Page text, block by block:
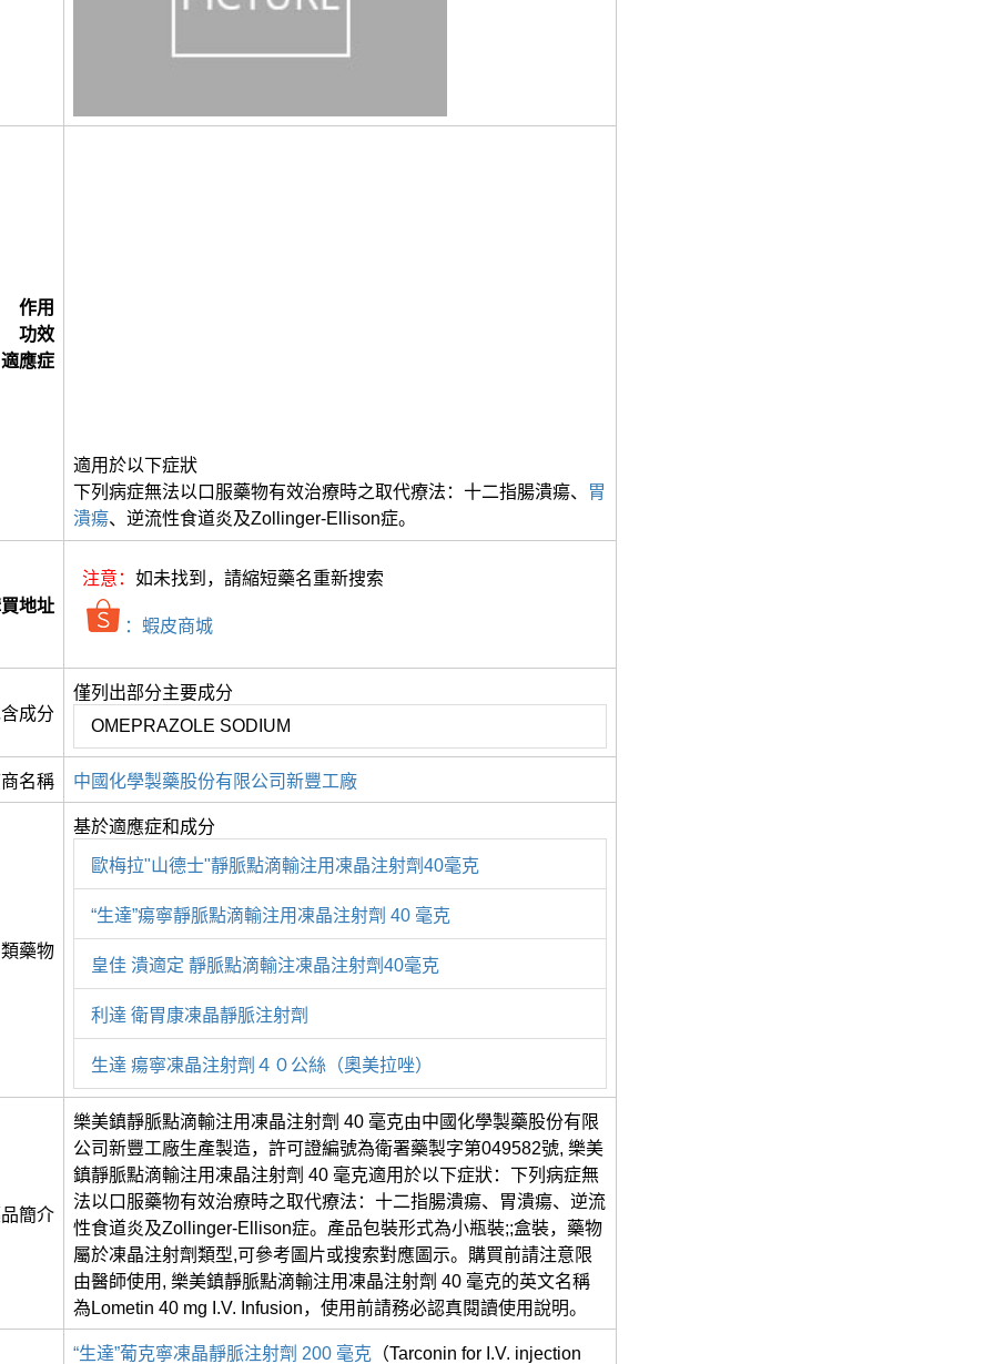
作用
功效
適應症
適用於以下症狀
下列病症無法以口服藥物有效治療時之取代療法：十二指腸潰瘍、
胃
潰瘍、逆流性食道炎及Zollinger-Ellison症。
地址
注意： 如未找到，請縮短藥名重新搜索
：蝦皮商城
成分
僅列出部分主要成分
OMEPRAZOLE SODIUM
名稱 中國化學製藥股份有限公司新豐工廠
藥物
基於適應症和成分
歐梅拉"山德士"靜脈點滴輸注用凍晶注射劑40毫克
“生達”瘍寧靜脈點滴輸注用凍晶注射劑 40 毫克
皇佳 潰適定 靜脈點滴輸注凍晶注射劑40毫克
利達 衛胃康凍晶靜脈注射劑
生達 瘍寧凍晶注射劑４０公絲（奧美拉唑）
簡介
樂美鎮靜脈點滴輸注用凍晶注射劑 40 毫克由中國化學製藥股份有限
公司新豐工廠生產製造，許可證編號為衛署藥製字第049582號, 樂美
鎮靜脈點滴輸注用凍晶注射劑 40 毫克適用於以下症狀：下列病症無
法以口服藥物有效治療時之取代療法：十二指腸潰瘍、胃潰瘍、逆流
性食道炎及Zollinger-Ellison症。產品包裝形式為小瓶裝;;盒裝，藥物
屬於凍晶注射劑類型,可參考圖片或搜索對應圖示。購買前請注意限
由醫師使用, 樂美鎮靜脈點滴輸注用凍晶注射劑 40 毫克的英文名稱
為Lometin 40 mg I.V. Infusion，使用前請務必認真閱讀使用說明。
“生達”葡克寧凍晶靜脈注射劑 200 毫克 （Tarconin for I.V. injection